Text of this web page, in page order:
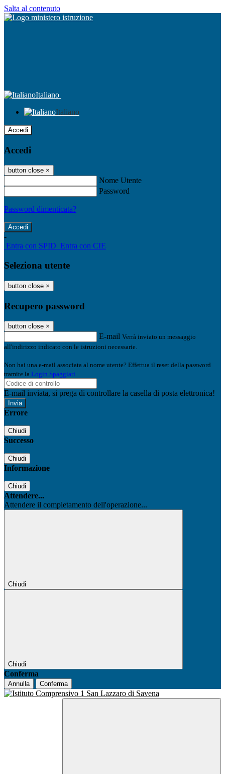
Salta al contenuto
Italiano
Italiano
Accedi
Accedi
button close ×
Nome Utente
Password
Password dimenticata?
-
Entra con SPID Entra con CIE
Seleziona utente
button close ×
Recupero password
button close ×
E-mail Verrà inviato un messaggio
all'indirizzo indicato con le istruzioni necessarie.
Non hai una e-mail associata al nome utente? Effettua il reset della password
tramite la Login Spaggiari
E-mail inviata, si prega di controllare la casella di posta elettronica!
Errore
Chiudi
Successo
Chiudi
Informazione
Chiudi
Attendere...
Attendere il completamento dell'operazione...
Chiudi
Chiudi
Conferma
Annulla Conferma